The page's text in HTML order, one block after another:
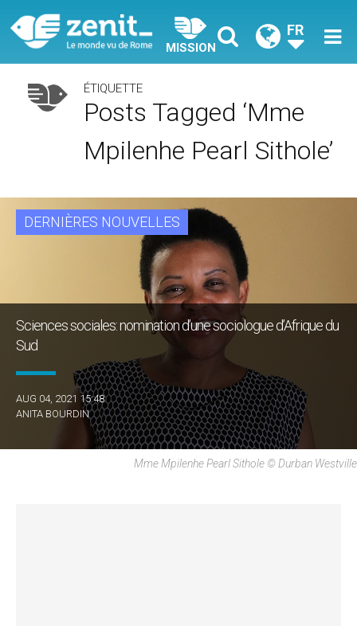
MISSION
FR
ÉTIQUETTE
Posts Tagged ‘Mme
Mpilenhe Pearl Sithole’
DERNIÈRES NOUVELLES
Sciences sociales: nomination d’une sociologue d’Afrique du
Sud
AUG 04, 2021 15:48
ANITA BOURDIN
Mme Mpilenhe Pearl Sithole © Durban Westville